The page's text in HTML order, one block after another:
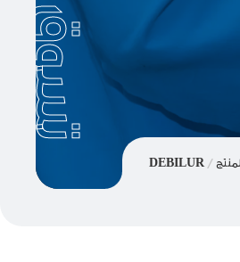
تسوق
DEBILUR